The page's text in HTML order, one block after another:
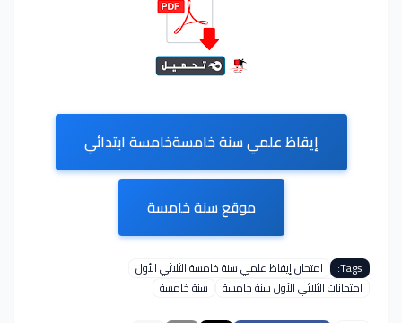
إيقاظ علمي سنة خامسةخامسة ابتدائي
موقع سنة خامسة
Tags:
امتحان إيقاظ علمي سنة خامسة الثلاثي الأول
امتحانات الثلاثي الأول سنة خامسة
سنة خامسة